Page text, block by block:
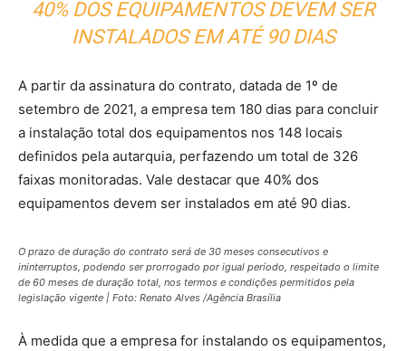
40% DOS EQUIPAMENTOS DEVEM SER
INSTALADOS EM ATÉ 90 DIAS
A partir da assinatura do contrato, datada de 1º de
setembro de 2021, a empresa tem 180 dias para concluir
a instalação total dos equipamentos nos 148 locais
definidos pela autarquia, perfazendo um total de 326
faixas monitoradas. Vale destacar que 40% dos
equipamentos devem ser instalados em até 90 dias.
O prazo de duração do contrato será de 30 meses consecutivos e
ininterruptos, podendo ser prorrogado por igual período, respeitado o limite
de 60 meses de duração total, nos termos e condições permitidos pela
legislação vigente | Foto: Renato Alves /Agência Brasília
À medida que a empresa for instalando os equipamentos,